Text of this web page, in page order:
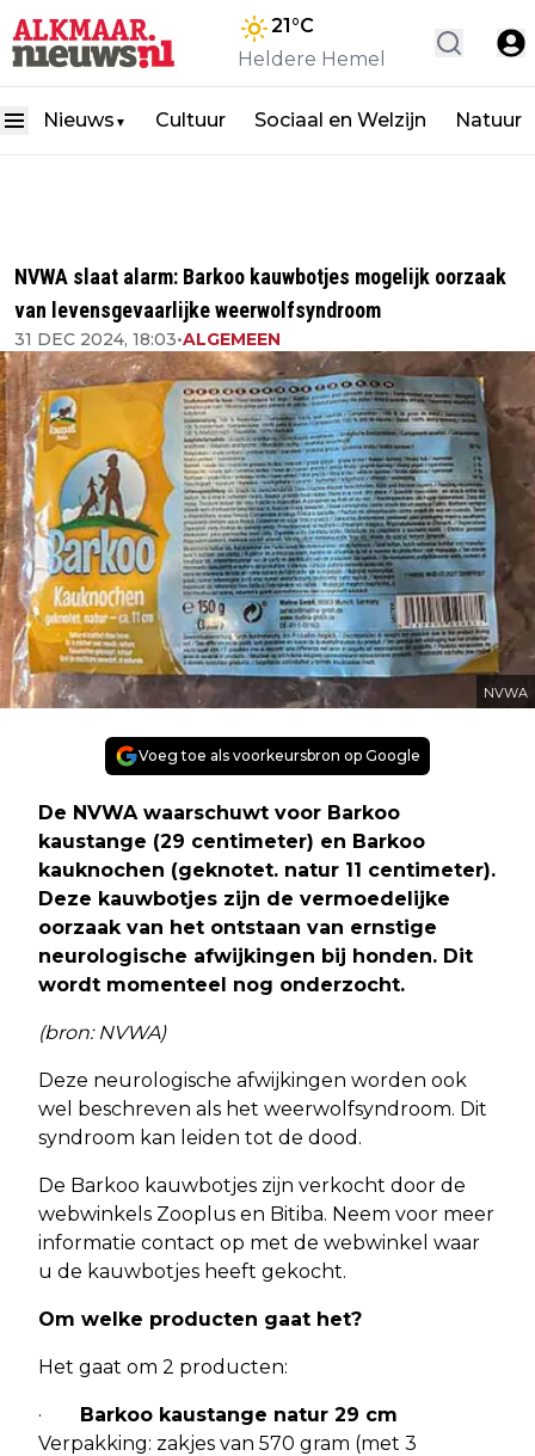
21°C
Heldere Hemel
Nieuws ▼ Cultuur Sociaal en Welzijn Natuur
NVWA slaat alarm: Barkoo kauwbotjes mogelijk oorzaak
van levensgevaarlijke weerwolfsyndroom
31 DEC 2024, 18:03•ALGEMEEN
NVWA
Voeg toe als voorkeursbron op Google
De NVWA waarschuwt voor Barkoo
kaustange (29 centimeter) en Barkoo
kauknochen (geknotet. natur 11 centimeter).
Deze kauwbotjes zijn de vermoedelijke
oorzaak van het ontstaan van ernstige
neurologische afwijkingen bij honden. Dit
wordt momenteel nog onderzocht.
(bron: NVWA)
Deze neurologische afwijkingen worden ook
wel beschreven als het weerwolfsyndroom. Dit
syndroom kan leiden tot de dood.
De Barkoo kauwbotjes zijn verkocht door de
webwinkels Zooplus en Bitiba. Neem voor meer
informatie contact op met de webwinkel waar
u de kauwbotjes heeft gekocht.
Om welke producten gaat het?
Het gaat om 2 producten:
· Barkoo kaustange natur 29 cm
Verpakking: zakjes van 570 gram (met 3